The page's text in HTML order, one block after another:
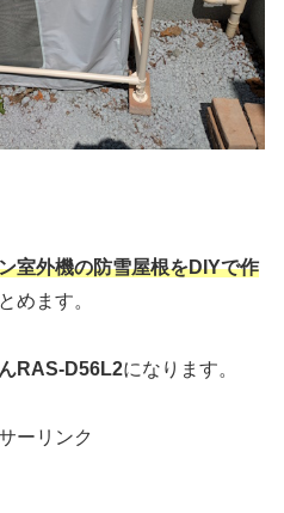
室外機の防雪屋根をDIYで作
めます。
RAS-D56L2になります。
ーリンク